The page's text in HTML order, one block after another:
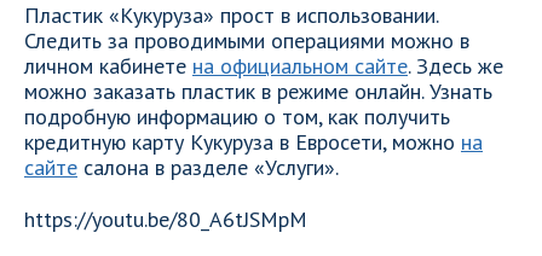
Пластик «Кукуруза» прост в использовании.
Следить за проводимыми операциями можно в
личном кабинете на официальном сайте. Здесь же
можно заказать пластик в режиме онлайн. Узнать
подробную информацию о том, как получить
кредитную карту Кукуруза в Евросети, можно на
сайте салона в разделе «Услуги».
https://youtu.be/80_A6tJSMpM